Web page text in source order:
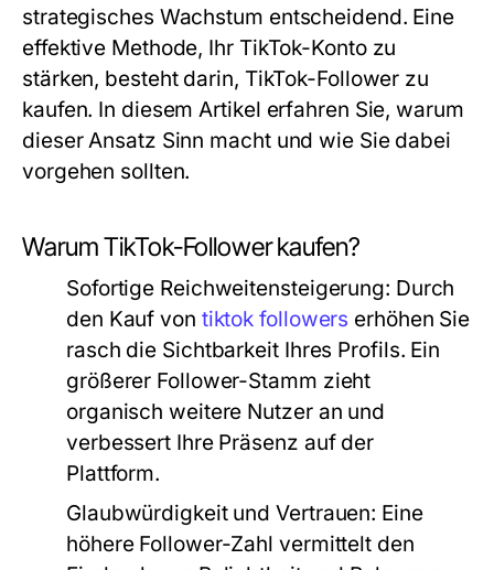
strategisches Wachstum entscheidend. Eine
effektive Methode, Ihr TikTok-Konto zu
stärken, besteht darin, TikTok-Follower zu
kaufen. In diesem Artikel erfahren Sie, warum
dieser Ansatz Sinn macht und wie Sie dabei
vorgehen sollten.
Warum TikTok-Follower kaufen?
Sofortige Reichweitensteigerung: Durch
den Kauf von tiktok followers erhöhen Sie
rasch die Sichtbarkeit Ihres Profils. Ein
größerer Follower-Stamm zieht
organisch weitere Nutzer an und
verbessert Ihre Präsenz auf der
Plattform.
Glaubwürdigkeit und Vertrauen: Eine
höhere Follower-Zahl vermittelt den